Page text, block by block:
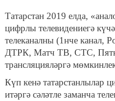
Татарстан 2019 елда,
цифрлы телевидениегә
телеканалны (1нче канал,
ДТРК, Матч ТВ, СТС,
трансляцияләргә
Күп кенә татарстанлылар
итәргә сәләтле заманча